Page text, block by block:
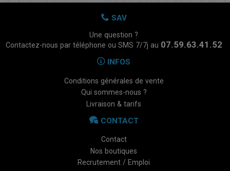
SAV
Une question ?
Contactez-nous par téléphone ou SMS 7/7j au 07.59.63.41.52
INFOS
Conditions générales de vente
Qui sommes-nous ?
Livraison & tarifs
CONTACT
Contact
Nos boutiques
Recrutement / Emploi